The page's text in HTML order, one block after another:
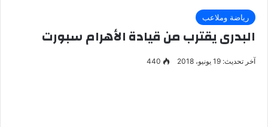
رياضة وملاعب
البدرى يقترب من قيادة الأهرام سبورت
آخر تحديث: 19 يونيو، 2018 440